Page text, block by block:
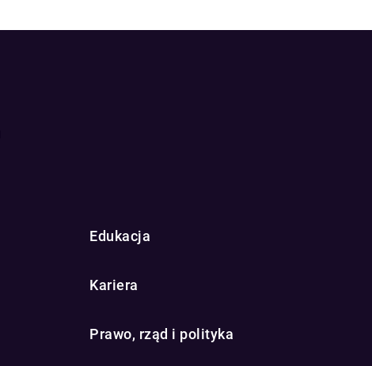
Edukacja
Kariera
Prawo, rząd i polityka